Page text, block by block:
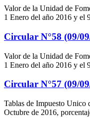
Valor de la Unidad de
1 Enero del año 2016 y el
Circular N°58 (09/
Valor de la Unidad de
1 Enero del año 2016 y el
Circular N°57 (09/
Tablas de Impuesto Unico
Octubre de 2016,